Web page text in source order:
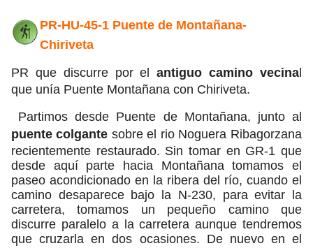
PR-HU-45-1 Puente de Montañana-
Chiriveta
PR que discurre por elantiguo camino vecina
que unía Puente Montañana con Chiriveta.
Partimos desde Puente de Montañana, junto al
puente colgante sobre el rio Noguera Ribagorzana
recientemente restaurado. Sin tomar en GR-1 que
desde aquí parte hacia Montañana tomamos el
paseo acondicionado en la ribera del río, cuando el
camino desaparece bajo la N-230, para evitar la
carretera, tomamos un pequeño camino que
discurre paralelo a la carretera aunque tendremos
que cruzarla en dos ocasiones. De nuevo en el